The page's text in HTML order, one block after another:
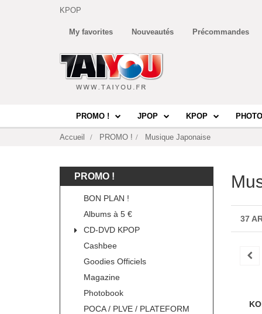
KPOP
My favorites Nouveautés Précommandes
PROMO ! JPOP KPOP
Accueil PROMO ! Musique Japonaise
PROMO !
BON PLAN !
Albums à 5 €
CD-DVD KPOP
Cashbee
Goodies Officiels
Magazine
Photobook
POCA / PLVE / PLATEFORM
37